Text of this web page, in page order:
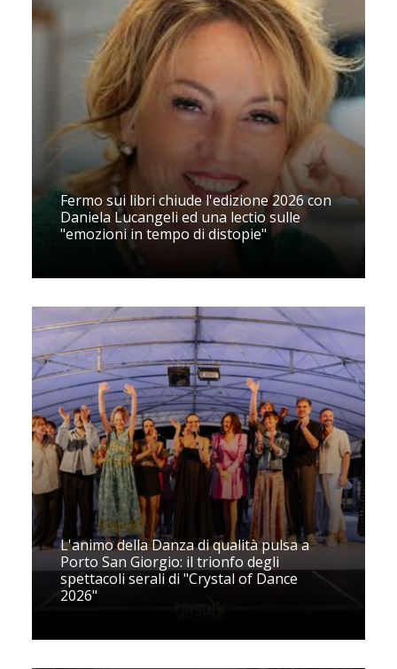
Fermo sui libri chiude l'edizione 2026 con
Daniela Lucangeli ed una lectio sulle
"emozioni in tempo di distopie"
L'animo della Danza di qualità pulsa a
Porto San Giorgio: il trionfo degli
spettacoli serali di "Crystal of Dance
2026"